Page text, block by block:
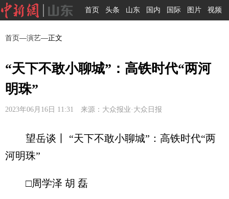
首页 头条 山东 国内 国际 图片 视频
首页—演艺—正文
“天下不敢小聊城”：高铁时代“两河
明珠”
2023年06月16日 11:31 来源：大众报业·大众日报
望岳谈丨 “天下不敢小聊城”：高铁时代“两
河明珠”
□周学泽 胡 磊